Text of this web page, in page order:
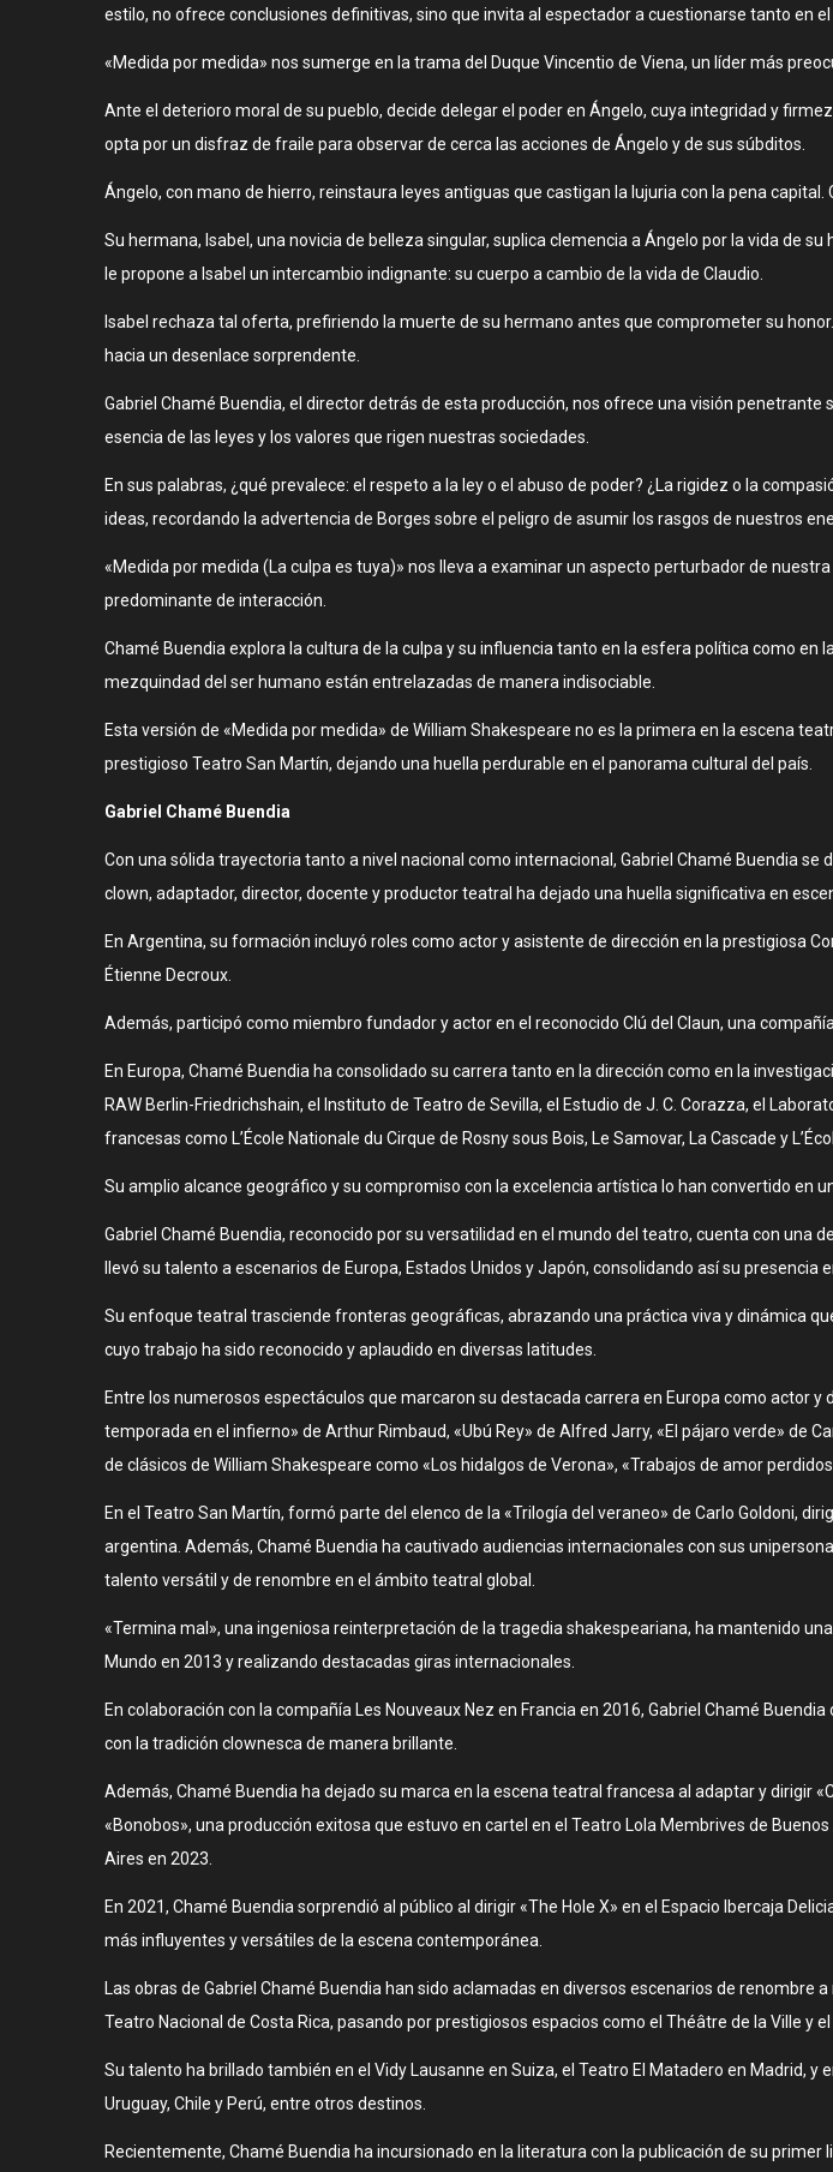
estilo, no ofrece conclusiones definitivas, sino que invita al espectador a cuestionarse tanto en
«Medida por medida» nos sumerge en la trama del Duque Vincentio de Viena, un líder más
Ante el deterioro moral de su pueblo, decide delegar el poder en Ángelo, cuya integridad y
opta por un disfraz de fraile para observar de cerca las acciones de Ángelo y de sus súbditos.
Ángelo, con mano de hierro, reinstaura leyes antiguas que castigan la lujuria con la pena
Su hermana, Isabel, una novicia de belleza singular, suplica clemencia a Ángelo por la vida de
le propone a Isabel un intercambio indignante: su cuerpo a cambio de la vida de Claudio.
Isabel rechaza tal oferta, prefiriendo la muerte de su hermano antes que comprometer su
hacia un desenlace sorprendente.
Gabriel Chamé Buendia, el director detrás de esta producción, nos ofrece una visión
esencia de las leyes y los valores que rigen nuestras sociedades.
En sus palabras, ¿qué prevalece: el respeto a la ley o el abuso de poder? ¿La rigidez o la
ideas, recordando la advertencia de Borges sobre el peligro de asumir los rasgos de nuestros
«Medida por medida (La culpa es tuya)» nos lleva a examinar un aspecto perturbador de
predominante de interacción.
Chamé Buendia explora la cultura de la culpa y su influencia tanto en la esfera política como
mezquindad del ser humano están entrelazadas de manera indisociable.
Esta versión de «Medida por medida» de William Shakespeare no es la primera en la escena
prestigioso Teatro San Martín, dejando una huella perdurable en el panorama cultural del país.
Gabriel Chamé Buendia
Con una sólida trayectoria tanto a nivel nacional como internacional, Gabriel Chamé Buendia
clown, adaptador, director, docente y productor teatral ha dejado una huella significativa en
En Argentina, su formación incluyó roles como actor y asistente de dirección en la prestigiosa
Étienne Decroux.
Además, participó como miembro fundador y actor en el reconocido Clú del Claun, una
En Europa, Chamé Buendia ha consolidado su carrera tanto en la dirección como en la
RAW Berlin-Friedrichshain, el Instituto de Teatro de Sevilla, el Estudio de J. C. Corazza, el
francesas como L’École Nationale du Cirque de Rosny sous Bois, Le Samovar, La Cascade y
Su amplio alcance geográfico y su compromiso con la excelencia artística lo han convertido en
Gabriel Chamé Buendia, reconocido por su versatilidad en el mundo del teatro, cuenta con una
llevó su talento a escenarios de Europa, Estados Unidos y Japón, consolidando así su presencia
Su enfoque teatral trasciende fronteras geográficas, abrazando una práctica viva y dinámica
cuyo trabajo ha sido reconocido y aplaudido en diversas latitudes.
Entre los numerosos espectáculos que marcaron su destacada carrera en Europa como actor
temporada en el infierno» de Arthur Rimbaud, «Ubú Rey» de Alfred Jarry, «El pájaro verde» de
de clásicos de William Shakespeare como «Los hidalgos de Verona», «Trabajos de amor
En el Teatro San Martín, formó parte del elenco de la «Trilogía del veraneo» de Carlo Goldoni,
argentina. Además, Chamé Buendia ha cautivado audiencias internacionales con sus
talento versátil y de renombre en el ámbito teatral global.
«Termina mal», una ingeniosa reinterpretación de la tragedia shakespeariana, ha mantenido
Mundo en 2013 y realizando destacadas giras internacionales.
En colaboración con la compañía Les Nouveaux Nez en Francia en 2016, Gabriel Chamé
con la tradición clownesca de manera brillante.
Además, Chamé Buendia ha dejado su marca en la escena teatral francesa al adaptar y dirigir
«Bonobos», una producción exitosa que estuvo en cartel en el Teatro Lola Membrives de
Aires en 2023.
En 2021, Chamé Buendia sorprendió al público al dirigir «The Hole X» en el Espacio Ibercaja
más influyentes y versátiles de la escena contemporánea.
Las obras de Gabriel Chamé Buendia han sido aclamadas en diversos escenarios de renombre
Teatro Nacional de Costa Rica, pasando por prestigiosos espacios como el Théâtre de la Ville y
Su talento ha brillado también en el Vidy Lausanne en Suiza, el Teatro El Matadero en Madrid, y
Uruguay, Chile y Perú, entre otros destinos.
Recientemente, Chamé Buendia ha incursionado en la literatura con la publicación de su